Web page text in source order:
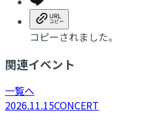
コピーされました。
関連イベント
一覧へ
2026.11.15CONCERT